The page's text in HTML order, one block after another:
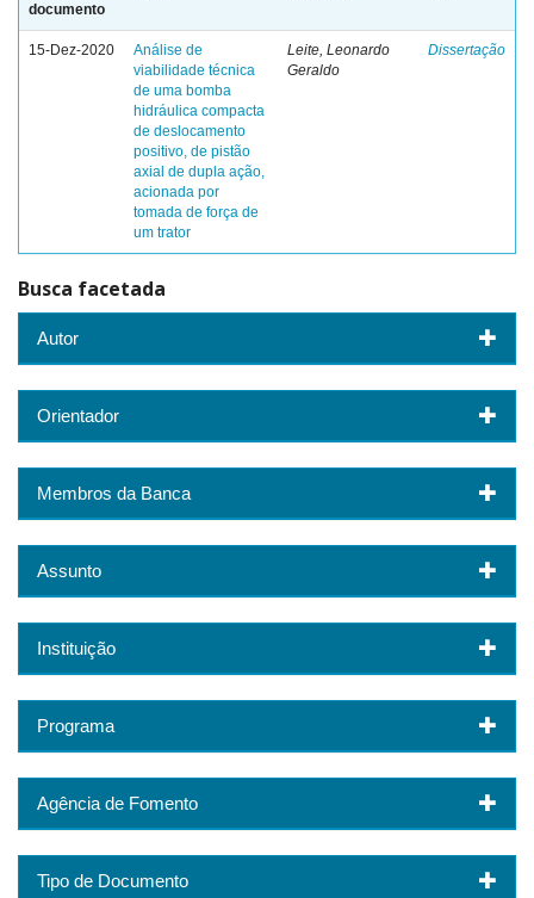
documento
15-Dez-2020
Análise de
viabilidade técnica
de uma bomba
hidráulica compacta
de deslocamento
positivo, de pistão
axial de dupla ação,
acionada por
tomada de força de
um trator
Leite, Leonardo
Geraldo
Dissertação
Busca facetada
Autor
Orientador
Membros da Banca
Assunto
Instituição
Programa
Agência de Fomento
Tipo de Documento